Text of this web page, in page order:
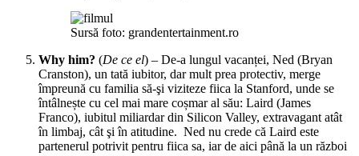
Sursă foto: grandentertainment.ro
Why him? (De ce el) – De-a lungul vacanței, Ned (Bryan
Cranston), un tată iubitor, dar mult prea protectiv, merge
împreună cu familia să-şi viziteze fiica la Stanford, unde se
întâlnește cu cel mai mare coșmar al său: Laird (James
Franco), iubitul miliardar din Silicon Valley, extravagant atât
în limbaj, cât şi în atitudine. Ned nu crede că Laird este
partenerul potrivit pentru fiica sa, iar de aici până la un război